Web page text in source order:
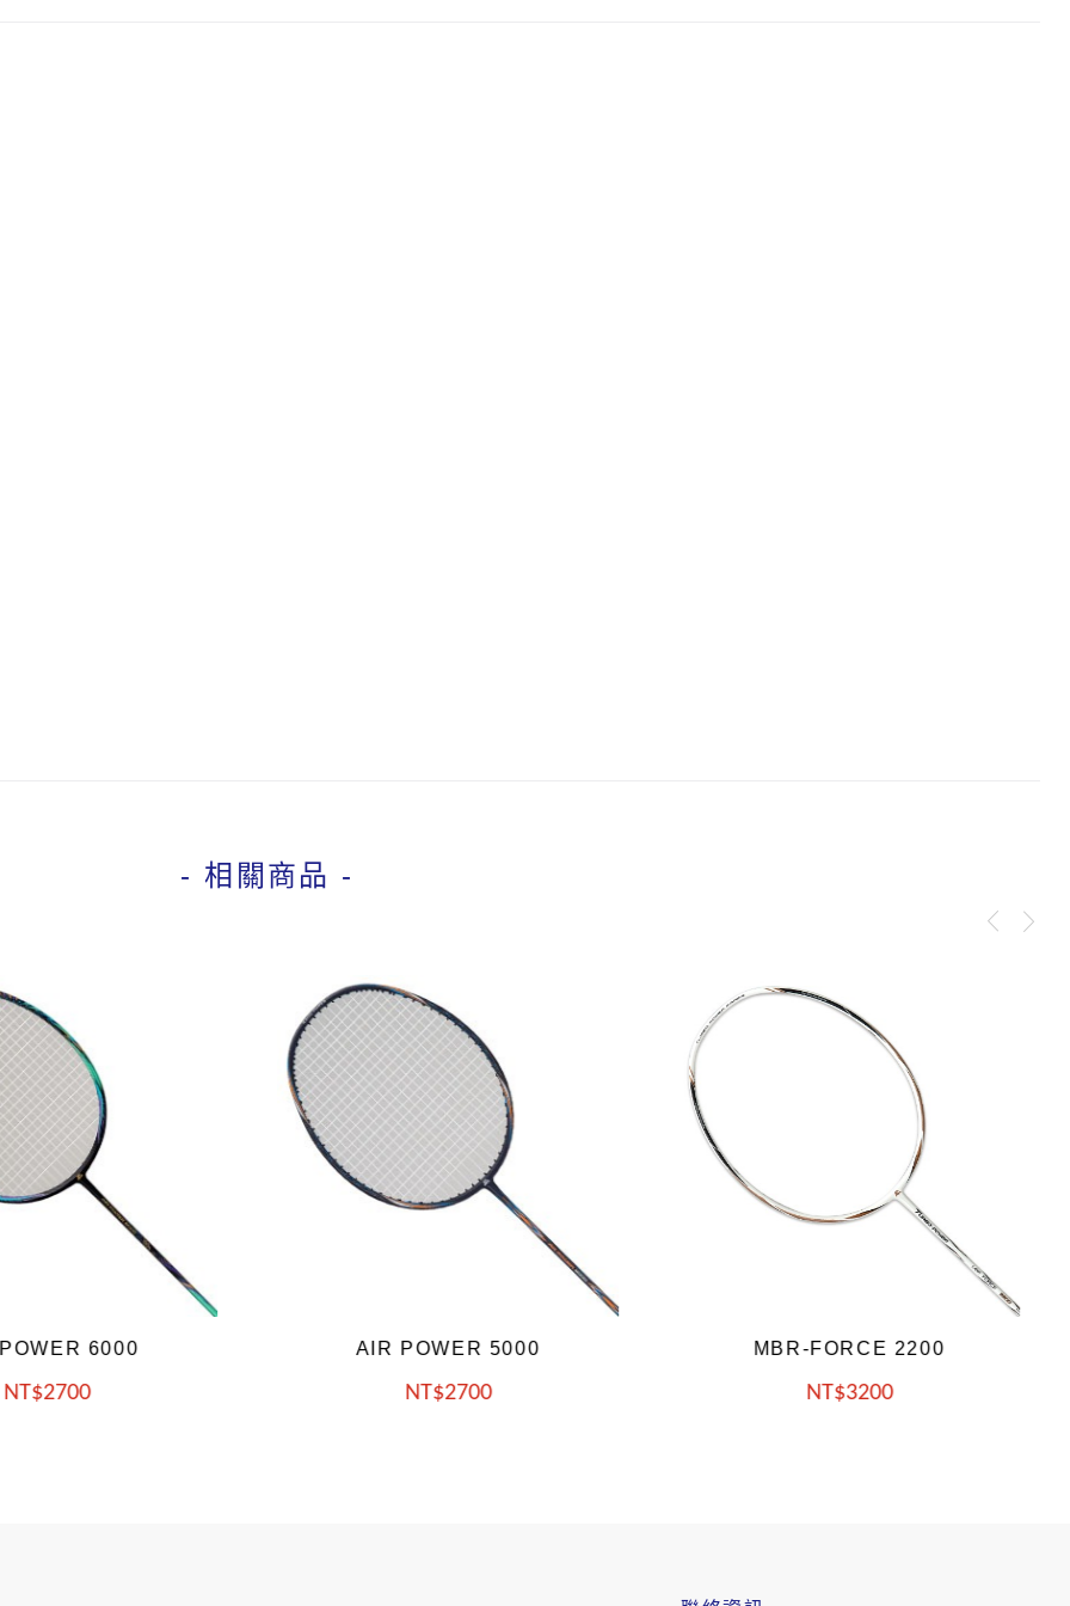
- 相關商品 -
POWER 5000
NT 2700
MBR-FORCE 2200
NT 3200
MBR-FORCE 2300
NT 3200